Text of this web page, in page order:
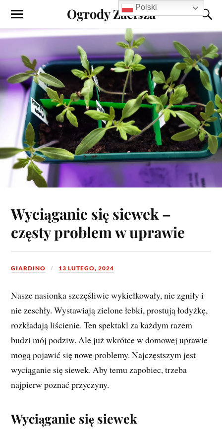
Ogrody Zacisza
Wyciąganie się siewek –
częsty problem w uprawie
GIARDINO 13 LUTEGO, 2024
Nasze nasionka szczęśliwie wykiełkowały, nie zgniły i
nie zeschły. Wystawiają zielone łebki, prostują łodyżkę,
rozkładają liścienie. Ten spektakl za każdym razem
budzi mój podziw. Ale już wkrótce w domowej uprawie
mogą pojawić się nowe problemy. Najczęstszym jest
wyciąganie się siewek. Aby temu zapobiec, trzeba
najpierw poznać przyczyny.
Wyciąganie się siewek
Polski